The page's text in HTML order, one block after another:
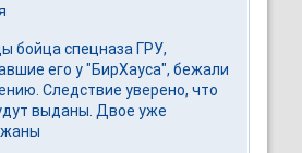
бойца спецназа ГРУ,
его у "БирХауса", бежали
Следствие уверено, что
выданы. Двое уже